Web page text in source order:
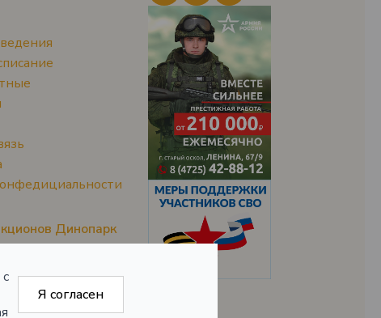
Динопарк
Я согласен